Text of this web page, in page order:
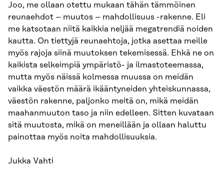
Joo, me ollaan otettu mukaan tähän tämmöinen
reunaehdot – muutos – mahdollisuus -rakenne. Eli
me katsotaan niitä kaikkia neljää megatrendiä noiden
kautta. On tiettyjä reunaehtoja, jotka asettaa meille
myös rajoja siinä muutoksen tekemisessä. Ehkä ne on
kaikista selkeimpiä ympäristö- ja ilmastoteemassa,
mutta myös näissä kolmessa muussa on meidän
vaikka väestön määrä ikääntyneiden yhteiskunnassa,
väestön rakenne, paljonko meitä on, mikä meidän
maahanmuuton taso ja niin edelleen. Sitten kuvataan
sitä muutosta, mikä on meneillään ja ollaan haluttu
painottaa myös noita mahdollisuuksia.
Jukka Vahti